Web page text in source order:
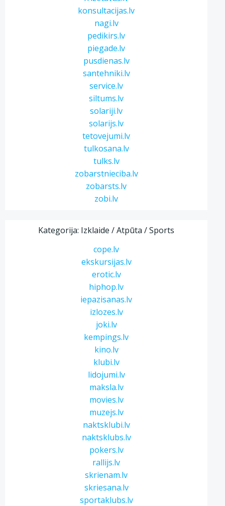
konsultacijas.lv
nagi.lv
pedikirs.lv
piegade.lv
pusdienas.lv
santehniki.lv
service.lv
siltums.lv
solariji.lv
solarijs.lv
tetovejumi.lv
tulkosana.lv
tulks.lv
zobarstnieciba.lv
zobarsts.lv
zobi.lv
Kategorija: Izklaide / Atpūta / Sports
cope.lv
ekskursijas.lv
erotic.lv
hiphop.lv
iepazisanas.lv
izlozes.lv
joki.lv
kempings.lv
kino.lv
klubi.lv
lidojumi.lv
maksla.lv
movies.lv
muzejs.lv
naktsklubi.lv
naktsklubs.lv
pokers.lv
rallijs.lv
skrienam.lv
skriesana.lv
sportaklubs.lv